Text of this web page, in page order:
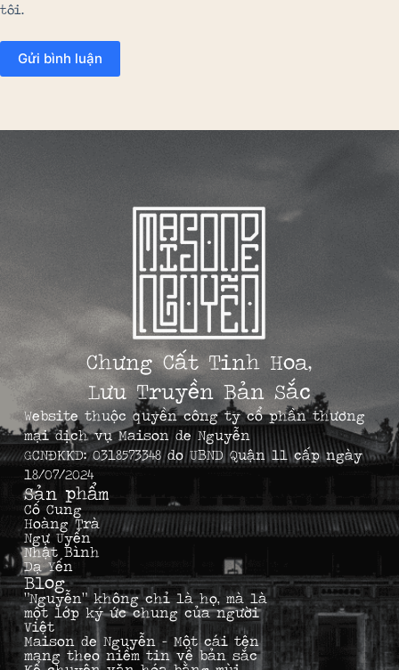
tôi.
Gửi bình luận
Chưng Cất Tinh Hoa,
Lưu Truyền Bản Sắc
Website thuộc quyền công ty cổ phần thương
mại dịch vụ Maison de Nguyễn
GCNĐKKD: 0318573348 do UBND Quận 11 cấp ngày
18/07/2024
Sản phẩm
Cố Cung
Hoàng Trà
Ngự Uyển
Nhật Bình
Dạ Yến
Blog
“Nguyễn” không chỉ là họ, mà là
một lớp ký ức chung của người
Việt
Maison de Nguyễn – Một cái tên
mang theo niềm tin về bản sắc